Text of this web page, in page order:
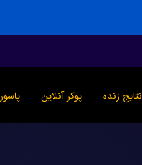
نتایج زنده پوکر آنلاین پاسور